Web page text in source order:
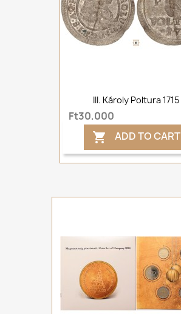
III. Károly Poltura 1715
Ft30,000
 ADD TO CART